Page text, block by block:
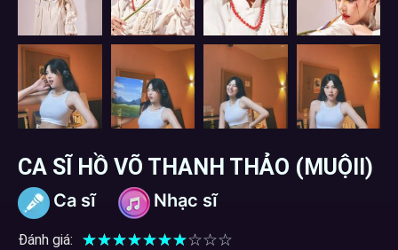
CA SĨ HỒ VÕ THANH THẢO (MUỘII)
Ca sĩ Nhạc sĩ
Đánh giá: ☆☆☆☆☆☆☆☆☆☆